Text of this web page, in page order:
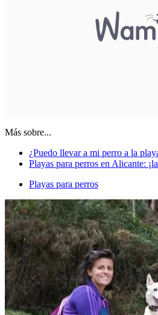
Más sobre...
¿Puedo llevar a mi perro a la
Playas para perros en Alicante:
Playas para perros